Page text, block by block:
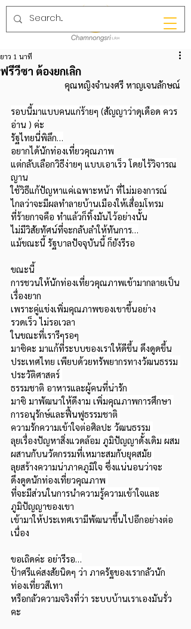
ฟรีวีซา ต้องยกเลิก
ยาว 1 นาที
คุณหญิงจำนงศรี หาญเจนลักษณ์
รอบนี้มาแบบคนแก่ร้ายๆ (สัญญาว่าดุเดือด ควร
อ่าน ) ค่ะ
รัฐไทยนี่พิลึก…
อยากได้นักท่องเที่ยวคุณภาพ
แต่กลับเลือกวิธีง่ายๆ แบบเอาเร็ว โดยไร้วิจารณ
ญาน
ใช้วิธีแก้ปัญหาแค่เฉพาะหน้า ที่ไม่มองการณ์
ไกลว่าจะมีผลทำลายบ้านเมืองให้เสื่อมโทรม
ที่ร้ายกาจคือ ทำแล้วก็ทิ้งมันไว้อย่างนั้น
ไม่มีวิสัยทัศน์ที่จะกลับลำให้ทันการ…
แม้ขณะนี้ รัฐบาลปัจจุบันนี้ ก็ยังรีรอ
ขณะนี้
การชวนให้นักท่องเที่ยวคุณภาพเข้ามากลายเป็น
เรื่องยาก
เพราะคู่แข่งเพิ่มคุณภาพของเขาขึ้นอย่าง
รวดเร็ว ไม่รอเวลา
ในขณะที่เรารีๆรอๆ
มาซิคะ มาแก้ที่ระบบของเราให้ดีขึ้น ดึงดูดขึ้น
ประเทศไทย เพียบด้วยทรัพยากรทางวัฒนธรรม
ประวัติศาสตร์
ธรรมชาติ อาหารและผู้คนที่น่ารัก
มาซิ มาพัฒนาให้ดีงาม เพิ่มคุณภาพการศึกษา
การอนุรักษ์และฟื้นฟูธรรมชาติ
ความรักความเข้าใจต่อศิลปะ วัฒนธรรม
ลุยเรื่องปัญหาสิ่งแวดล้อม ภูมิปัญญาดั้งเดิม ผสม
ผสานกับนวัตกรรมที่เหมาะสมกับยุคสมัย
ลุยสร้างความน่าภาคภูมิใจ ซึ่งแน่นอนว่าจะ
ดึงดูดนักท่องเที่ยวคุณภาพ
ที่จะมีส่วนในการนำความรู้ความเข้าใจและ
ภูมิปัญญาของเขา
เข้ามาให้ประเทศเรามีพัฒนาขึ้นไปอีกอย่างต่อ
เนื่อง
ขอเถิดค่ะ อย่ารีรอ…
ป้าศรีแค่สงสัยนิดๆ ว่า ภาครัฐของเรากลัวนัก
ท่องเที่ยวสีเทา
หรือกลัวความจริงที่ว่า ระบบบ้านเราเองมันรั่ว
คะ